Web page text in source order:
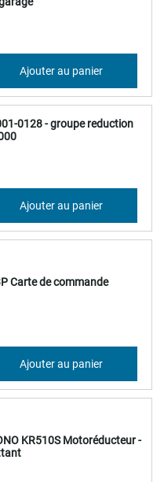
Ajouter au panier
0128 - groupe reduction
Ajouter au panier
Carte de commande
Ajouter au panier
KR510S Motoréducteur -